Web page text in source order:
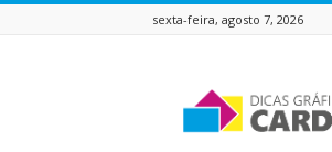
sexta-feira, agosto 7, 2026
Gráficas
do